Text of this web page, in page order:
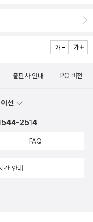
이다. 이 책에서 옮긴이는
독자와의 거리는 멀어진
, 내용 자체도 쉽지 않은 데
번역을 하기 위해 노력했
이 대변하는 의미가 중요
절한 것 같기도 하다.
출판사 안내 PC 버전
션
2514
FAQ
간 안내